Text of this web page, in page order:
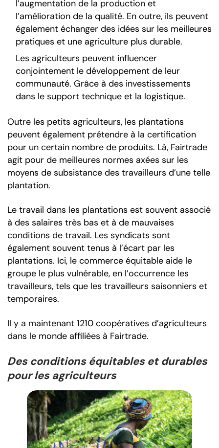
l’augmentation de la production et
l’amélioration de la qualité. En outre, ils peuvent
également échanger des idées sur les meilleures
pratiques et une agriculture plus durable.
Les agriculteurs peuvent influencer
conjointement le développement de leur
communauté. Grâce à des investissements
dans le support technique et la logistique.
Outre les petits agriculteurs, les plantations
peuvent également prétendre à la certification
pour un certain nombre de produits. Là, Fairtrade
agit pour de meilleures normes axées sur les
moyens de subsistance des travailleurs d’une telle
plantation.
Le travail dans les plantations est souvent associé
à des salaires très bas et à de mauvaises
conditions de travail. Les syndicats sont
également souvent tenus à l’écart par les
plantations. Ici, le commerce équitable aide le
groupe le plus vulnérable, en l’occurrence les
travailleurs, tels que les travailleurs saisonniers et
temporaires.
Il y a maintenant 1210 coopératives d’agriculteurs
dans le monde affiliées à Fairtrade.
Des conditions équitables et durables
pour les agriculteurs